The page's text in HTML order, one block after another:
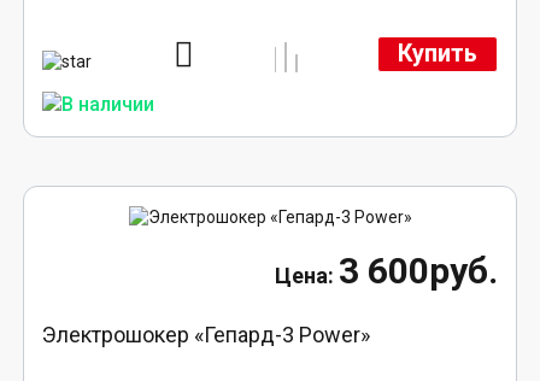
Купить
3 600руб.
Электрошокер «Гепард-3 Power»